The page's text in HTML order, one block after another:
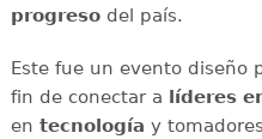
progresodel país.
Este fue un evento diseño
fin de conectar a líderes
en tecnología y